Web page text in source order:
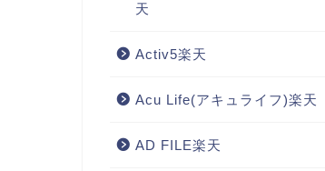
天
Activ5楽天
Acu Life(アキュライフ)楽天
AD FILE楽天